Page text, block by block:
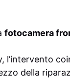
fotocamera
l’intervento
della